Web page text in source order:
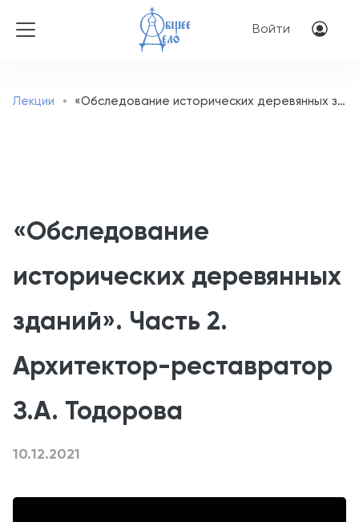
Меню
Войти
Лекции «Обследование исторических деревянных зданий». Часть 2. Архитектор-реставратор З.А. Тодорова
«Обследование
исторических деревянных
зданий». Часть 2.
Архитектор-реставратор
З.А. Тодорова
10.12.2021